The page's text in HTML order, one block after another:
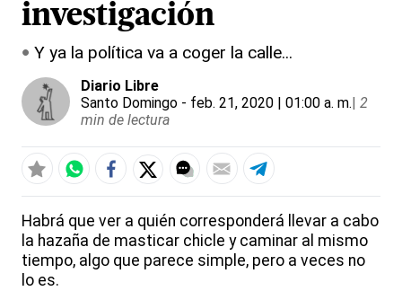
investigación
Y ya la política va a coger la calle...
Diario Libre
Santo Domingo - feb. 21, 2020 | 01:00 a. m.| 2
min de lectura
Habrá que ver a quién corresponderá llevar a cabo
la hazaña de masticar chicle y caminar al mismo
tiempo, algo que parece simple, pero a veces no
lo es.